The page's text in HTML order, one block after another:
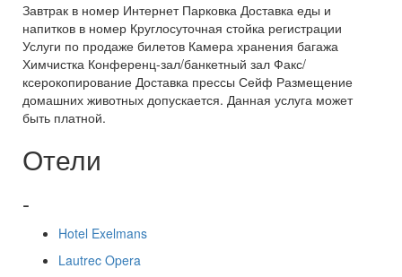
Завтрак в номер Интернет Парковка Доставка еды и
напитков в номер Круглосуточная стойка регистрации
Услуги по продаже билетов Камера хранения багажа
Химчистка Конференц-зал/банкетный зал Факс/
ксерокопирование Доставка прессы Сейф Размещение
домашних животных допускается. Данная услуга может
быть платной.
Отели
-
Hotel Exelmans
Lautrec Opera